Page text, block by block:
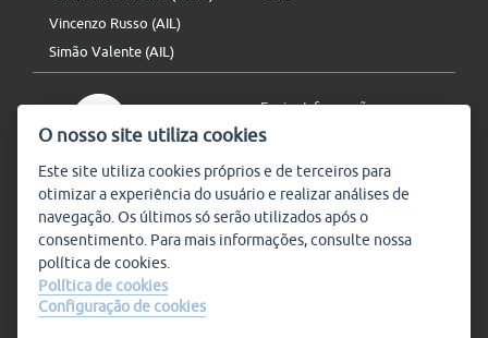
Vincenzo Russo (AIL)
Simão Valente (AIL)
Subscrever
Enviar Informação
Aviso Legal
Mapa do site
SIGA-NOS
Condições de Utilização
O nosso site utiliza cookies
Este site utilizacookies próprios e de terceiros para
otimizar a experiência do usuário e realizar análises de
navegação. Os últimos só serão utilizados após o
consentimento. Para mais informações, consulte nossa
política decookies
Política de cookies
Configuração de cookies